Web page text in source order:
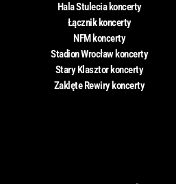
Hala Stulecia koncerty
Łącznik koncerty
NFM koncerty
Stadion Wrocław koncerty
Stary Klasztor koncerty
Zaklęte Rewiry koncerty